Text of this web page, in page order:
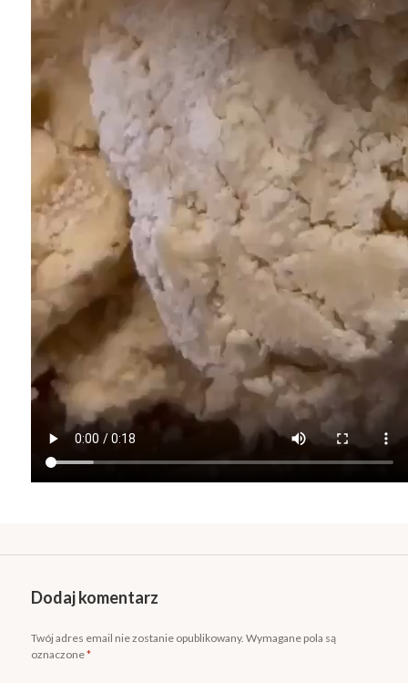
Dodaj komentarz
Twój adres email nie zostanie opublikowany. Wymagane pola są
oznaczone*